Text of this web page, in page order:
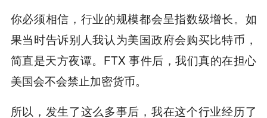
你必须相信，行业的规模都会呈指数级增长。如
果当时告诉别人我认为美国政府会购买比特币，
简直是天方夜谭。FTX 事件后，我们真的在担心
美国会不会禁止加密货币。
所以，发生了这么多事后，我在这个行业经历了